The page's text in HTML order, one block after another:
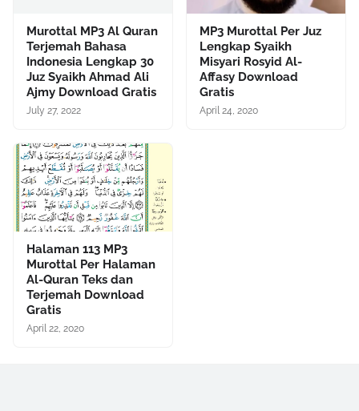
Murottal MP3 Al Quran
Terjemah Bahasa
Indonesia Lengkap 30
Juz Syaikh Ahmad Ali
Ajmy Download Gratis
July 27, 2022
MP3 Murottal Per Juz
Lengkap Syaikh
Misyari Rosyid Al-
Affasy Download
Gratis
April 24, 2020
Halaman 113 MP3
Murottal Per Halaman
Al-Quran Teks dan
Terjemah Download
Gratis
April 22, 2020